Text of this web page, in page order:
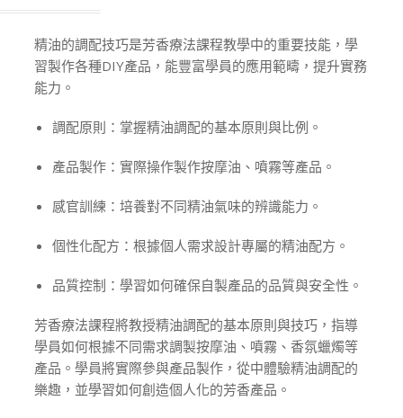
精油的調配技巧是芳香療法課程教學中的重要技能，學
習製作各種DIY產品，能豐富學員的應用範疇，提升實務
能力。
調配原則：掌握精油調配的基本原則與比例。
產品製作：實際操作製作按摩油、噴霧等產品。
感官訓練：培養對不同精油氣味的辨識能力。
個性化配方：根據個人需求設計專屬的精油配方。
品質控制：學習如何確保自製產品的品質與安全性。
芳香療法課程將教授精油調配的基本原則與技巧，指導
學員如何根據不同需求調製按摩油、噴霧、香氛蠟燭等
產品。學員將實際參與產品製作，從中體驗精油調配的
樂趣，並學習如何創造個人化的芳香產品。